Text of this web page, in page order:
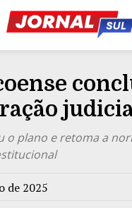
o plano e retoma a
de 2025